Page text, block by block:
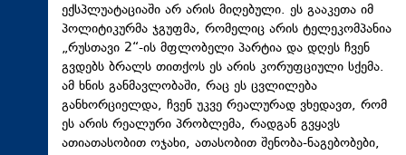
ექსპლუატაციაში არ არის მიღებული. ეს გააკეთა იმ
პოლიტიკურმა ჯგუფმა, რომელიც არის ტელეკომპანია
„რუსთავი 2“-ის მფლობელი პარტია და დღეს ჩვენ
გვდებს ბრალს თითქოს ეს არის კორუფციული სქემა.
ამ ხნის განმავლობაში, რაც ეს ცვლილება
განხორციელდა, ჩვენ უკვე რეალურად ვხედავთ, რომ
ეს არის რეალური პრობლემა, რადგან გვყავს
ათიათასობით ოჯახი, ათასობით შენობა-ნაგებობები,